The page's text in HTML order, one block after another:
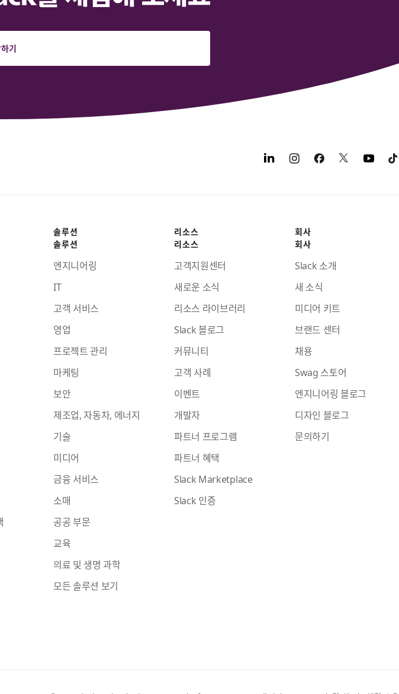
기
솔루션
솔루션
엔지니어링
IT
고객 서비스
영업
프로젝트 관리
마케팅
보안
제조업, 자동차, 에너지
기술
미디어
금융 서비스
소매
공공 부문
교육
의료 및 생명 과학
모든 솔루션 보기
리소스
리소스
고객지원센터
새로운 소식
리소스 라이브러리
Slack 블로그
커뮤니티
고객 사례
이벤트
개발자
파트너 프로그램
파트너 혜택
Slack Marketplace
Slack 인증
회사
회사
Slack 소개
새 소식
미디어 키트
브랜드 센터
채용
Swag 스토어
엔지니어링 블로그
디자인 블로그
문의하기